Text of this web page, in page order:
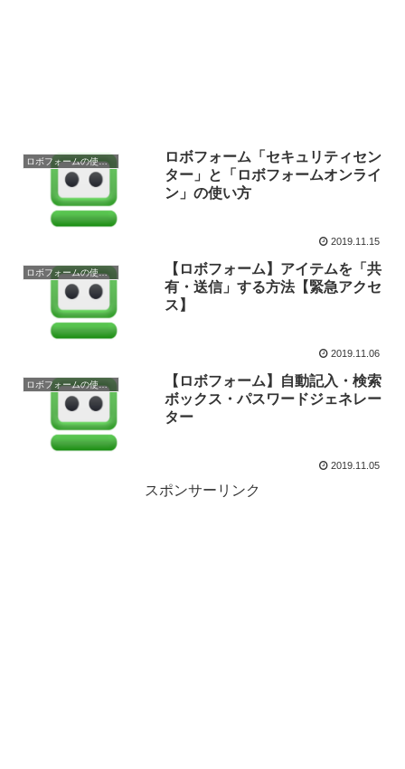
ロボフォームの使い方
ロボフォーム「セキュリティセン
ター」と「ロボフォームオンライ
ン」の使い方
2019.11.15
ロボフォームの使い方
【ロボフォーム】アイテムを「共
有・送信」する方法【緊急アクセ
ス】
2019.11.06
ロボフォームの使い方
【ロボフォーム】自動記入・検索
ボックス・パスワードジェネレー
ター
2019.11.05
スポンサーリンク